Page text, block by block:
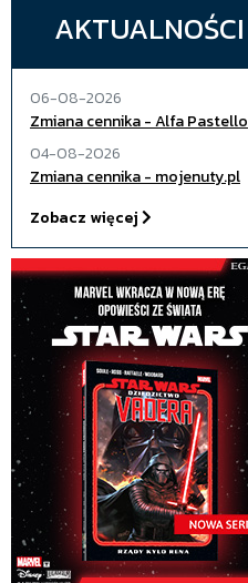
AKTUALNOŚCI
06-08-2026
Zmiana cennika - Alfa Pastello
04-08-2026
Zmiana cennika - mojenuty.pl
Zobacz więcej